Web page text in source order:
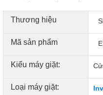
Tóm lại, máy giặt Sharp
tiết kiệm điện, tiết kiệm
đáng quan tâm của gia
Thương hiệu
Mã sản phẩm
Kiểu máy giặt:
Loại máy giặt: